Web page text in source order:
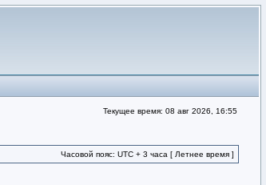
Текущее время: 08 авг 2026, 16:55
Часовой пояс: UTC + 3 часа [ Летнее время ]